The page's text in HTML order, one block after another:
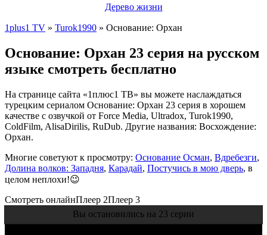
Дерево жизни
1plus1 TV » Turok1990 » Основание: Орхан
Основание: Орхан 23 серия на русском
языке смотреть бесплатно
На странице сайта «1плюс1 ТВ» вы можете наслаждаться
турецким сериалом Основание: Орхан 23 серия в хорошем
качестве с озвучкой от Force Media, Ultradox, Turok1990,
ColdFilm, AlisaDirilis, RuDub. Другие названия: Восхождение:
Орхан.
Многие советуют к просмотру: Основание Осман, Вдребезги,
Долина волков: Западня, Карадай, Постучись в мою дверь, в
целом неплохи!😉
Смотреть онлайнПлеер 2Плеер 3
Вы остановились на 23 серии